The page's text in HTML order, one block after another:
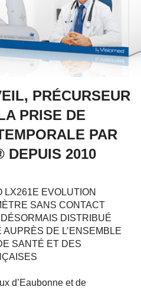
PRÉCURSEUR
PRISE DE
PAR
DEPUIS 2010
LX261E EVOLUTION
SANS CONTACT
DISTRIBUÉ
DE L’ENSEMBLE
SANTÉ ET DES
d’Eaubonne et de